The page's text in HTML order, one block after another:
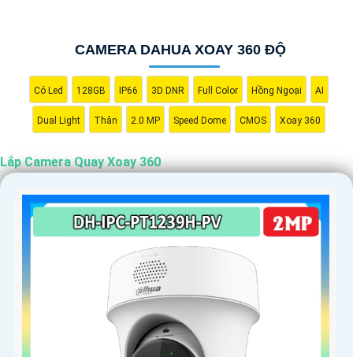
CAMERA DAHUA XOAY 360 ĐỘ
Có Led 128GB IP66 3D DNR Full Color Hồng Ngoại AI
Dual Light Thân 2.0 MP Speed Dome CMOS Xoay 360
Lắp Camera Quay Xoay 360